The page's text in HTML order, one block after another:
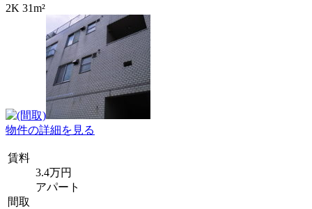
2K 31m²
物件の詳細を見る
賃料
3.4万円
アパート
間取